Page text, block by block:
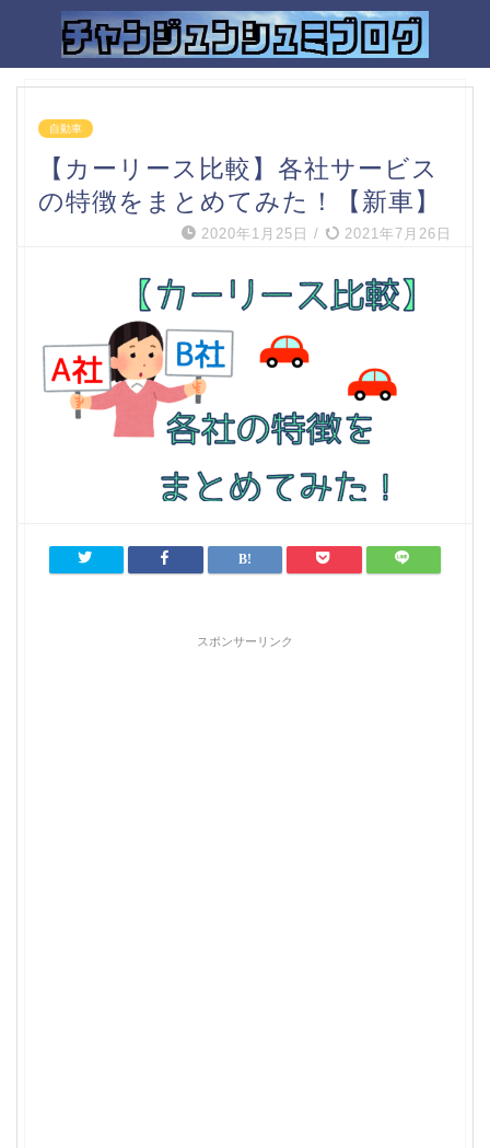
自動車
【カーリース比較】各社サービス
の特徴をまとめてみた！【新車】
2020年1月25日 / 2021年7月26日
スポンサーリンク